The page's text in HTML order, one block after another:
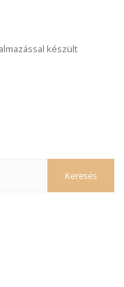
készült